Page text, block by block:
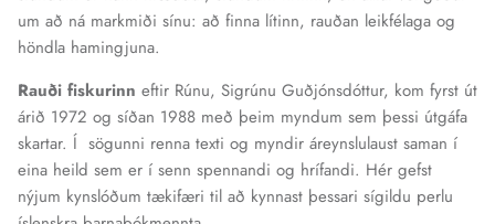
um að ná markmiði sínu: að finna lítinn, rauðan leikfélaga og
höndla hamingjuna.
Rauði fiskurinn eftir Rúnu, Sigrúnu Guðjónsdóttur, kom fyrst út
árið 1972 og síðan 1988 með þeim myndum sem þessi útgáfa
skartar. Í sögunni renna texti og myndir áreynslulaust saman í
eina heild sem er í senn spennandi og hrífandi. Hér gefst
nýjum kynslóðum tækifæri til að kynnast þessari sígildu perlu